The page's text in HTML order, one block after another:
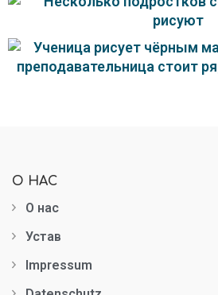
О НАС
О нас
Устав
Impressum